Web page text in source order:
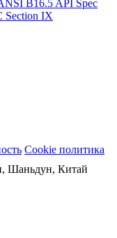
B16.5 API Spec
Section IX
Cookie политика
Шаньдун, Китай